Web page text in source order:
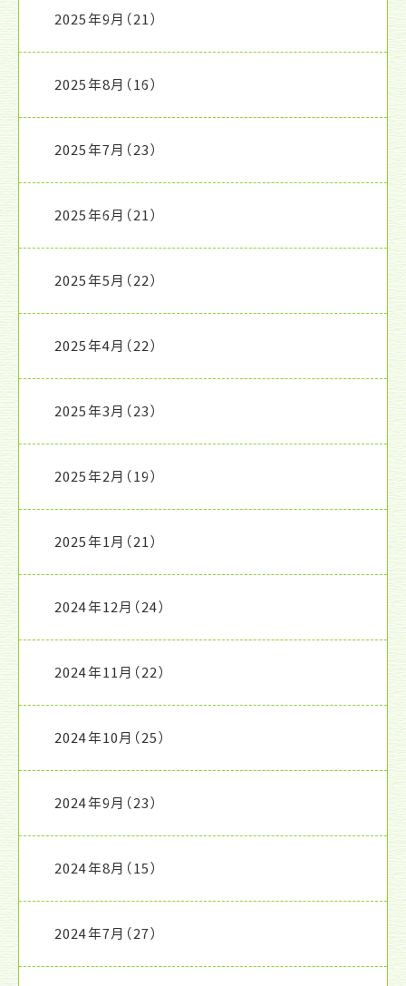
2025年9月 （21）
2025年8月 （16）
2025年7月 （23）
2025年6月 （21）
2025年5月 （22）
2025年4月 （22）
2025年3月 （23）
2025年2月 （19）
2025年1月 （21）
2024年12月 （24）
2024年11月 （22）
2024年10月 （25）
2024年9月 （23）
2024年8月 （15）
2024年7月 （27）